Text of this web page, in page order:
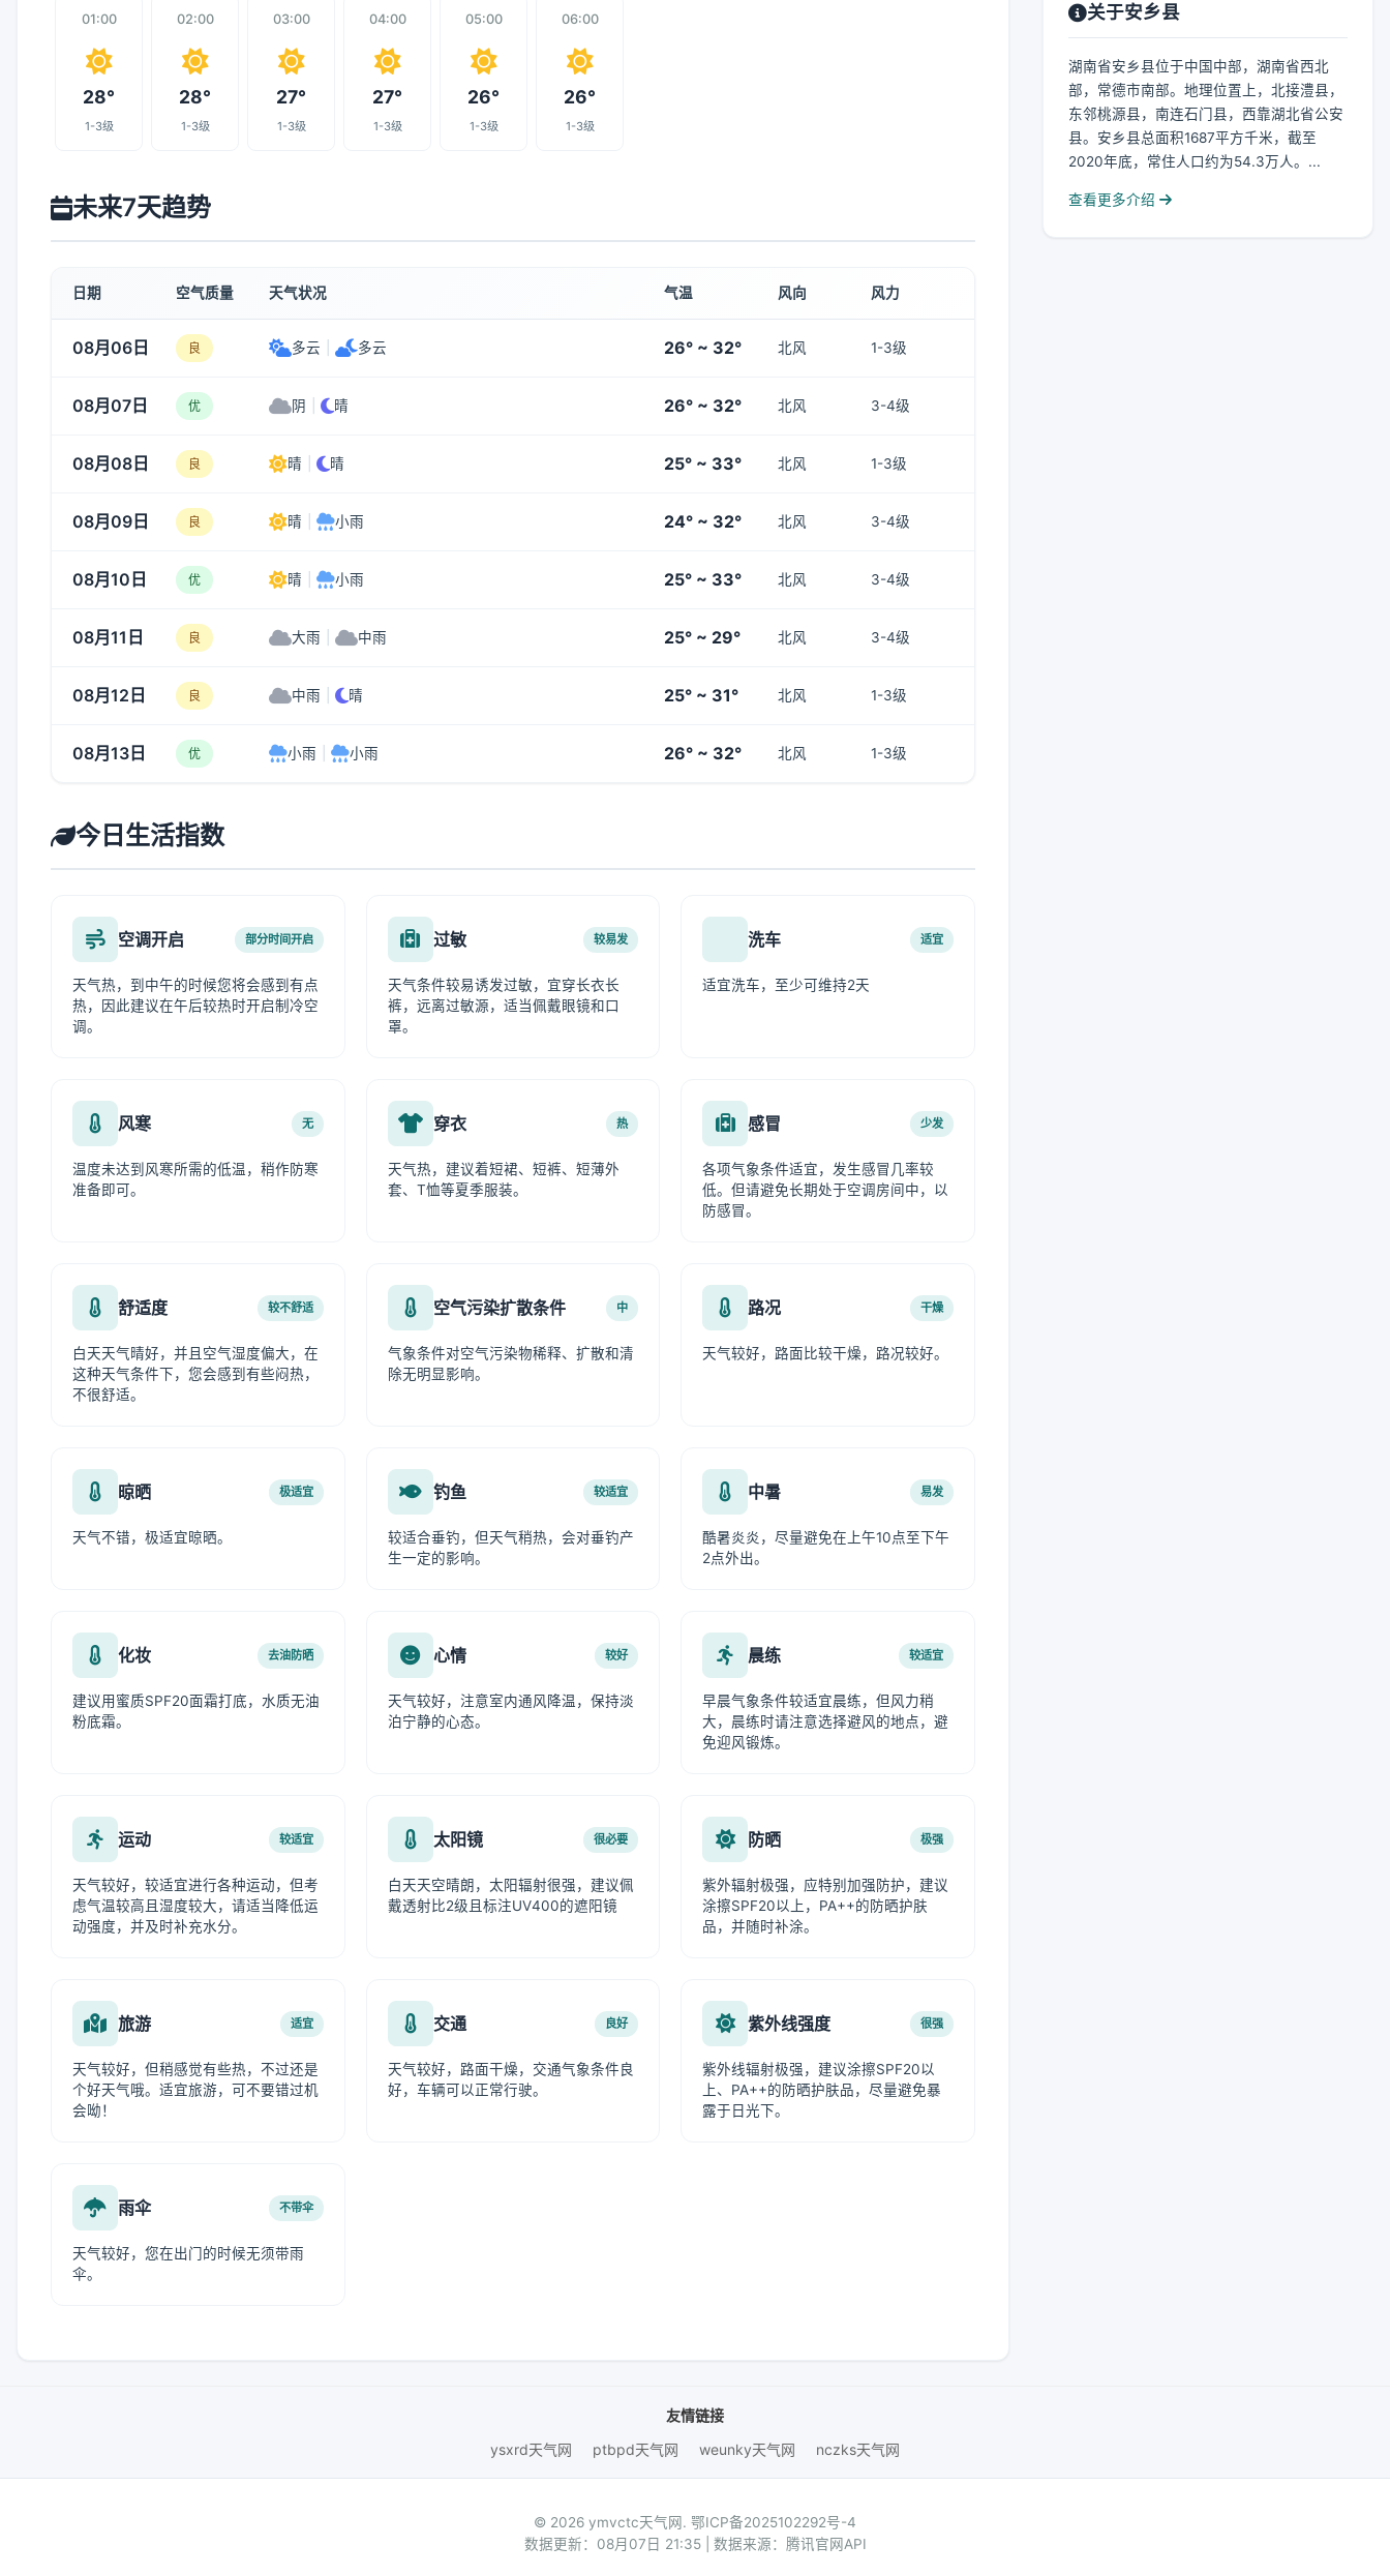
01:00
28°
1-3级
02:00
28°
1-3级
03:00
27°
1-3级
04:00
27°
1-3级
05:00
26°
1-3级
06:00
26°
1-3级
未来7天趋势
日期 空气质量 天气状况 气温 风向 风力
08月06日 良 多云 多云 26° ~ 32° 北风 1-3级
08月07日 优 阴 晴 26° ~ 32° 北风 3-4级
08月08日 良 晴 晴 25° ~ 33° 北风 1-3级
08月09日 良 晴 小雨 24° ~ 32° 北风 3-4级
08月10日 优 晴 小雨 25° ~ 33° 北风 3-4级
08月11日 良 大雨 中雨 25° ~ 29° 北风 3-4级
08月12日 良 中雨 晴 25° ~ 31° 北风 1-3级
08月13日 优 小雨 小雨 26° ~ 32° 北风 1-3级
今日生活指数
空调开启 部分时间开启
天气热，到中午的时候您将会感到有点
热，因此建议在午后较热时开启制冷空
调。
过敏 较易发
天气条件较易诱发过敏，宜穿长衣长
裤，远离过敏源，适当佩戴眼镜和口
罩。
洗车 适宜
适宜洗车，至少可维持2天
风寒 无
温度未达到风寒所需的低温，稍作防寒
准备即可。
穿衣 热
天气热，建议着短裙、短裤、短薄外
套、T恤等夏季服装。
感冒 少发
各项气象条件适宜，发生感冒几率较
低。但请避免长期处于空调房间中，以
防感冒。
舒适度 较不舒适
白天天气晴好，并且空气湿度偏大，在
这种天气条件下，您会感到有些闷热，
不很舒适。
空气污染扩散条件 中
气象条件对空气污染物稀释、扩散和清
除无明显影响。
路况 干燥
天气较好，路面比较干燥，路况较好。
晾晒 极适宜
天气不错，极适宜晾晒。
钓鱼 较适宜
较适合垂钓，但天气稍热，会对垂钓产
生一定的影响。
中暑 易发
酷暑炎炎，尽量避免在上午10点至下午
2点外出。
化妆 去油防晒
建议用蜜质SPF20面霜打底，水质无油
粉底霜。
心情 较好
天气较好，注意室内通风降温，保持淡
泊宁静的心态。
晨练 较适宜
早晨气象条件较适宜晨练，但风力稍
大，晨练时请注意选择避风的地点，避
免迎风锻炼。
运动 较适宜
天气较好，较适宜进行各种运动，但考
虑气温较高且湿度较大，请适当降低运
动强度，并及时补充水分。
太阳镜 很必要
白天天空晴朗，太阳辐射很强，建议佩
戴透射比2级且标注UV400的遮阳镜
防晒 极强
紫外辐射极强，应特别加强防护，建议
涂擦SPF20以上，PA++的防晒护肤
品，并随时补涂。
旅游 适宜
天气较好，但稍感觉有些热，不过还是
个好天气哦。适宜旅游，可不要错过机
会呦！
交通 良好
天气较好，路面干燥，交通气象条件良
好，车辆可以正常行驶。
紫外线强度 很强
紫外线辐射极强，建议涂擦SPF20以
上、PA++的防晒护肤品，尽量避免暴
露于日光下。
雨伞 不带伞
天气较好，您在出门的时候无须带雨
伞。
关于安乡县
湖南省安乡县位于中国中部，湖南省西北
部，常德市南部。地理位置上，北接澧县，
东邻桃源县，南连石门县，西靠湖北省公安
县。安乡县总面积1687平方千米，截至
2020年底，常住人口约为54.3万人。...
查看更多介绍
友情链接
ysxrd天气网
ptbpd天气网 weunky天气网 nczks天气网
© 2026 ymvctc天气网. 鄂ICP备2025102292号-4
数据更新：08月07日 21:35 | 数据来源：腾讯官网API